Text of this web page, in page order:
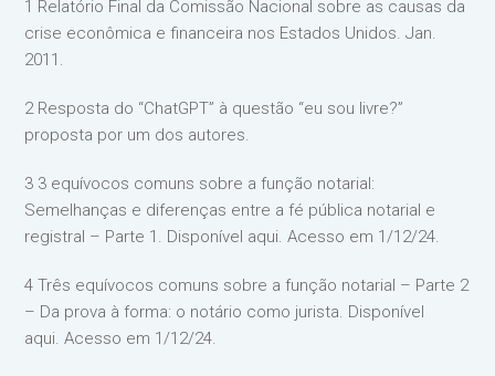
1 Relatório Final da Comissão Nacional sobre as causas da
crise econômica e financeira nos Estados Unidos. Jan.
2011.
2 Resposta do “ChatGPT” à questão “eu sou livre?”
proposta por um dos autores.
3 3 equívocos comuns sobre a função notarial:
Semelhanças e diferenças entre a fé pública notarial e
registral – Parte 1. Disponível aqui. Acesso em 1/12/24.
4 Três equívocos comuns sobre a função notarial – Parte 2
– Da prova à forma: o notário como jurista. Disponível
aqui. Acesso em 1/12/24.